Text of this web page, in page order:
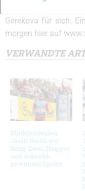
Gerekova für sich.
morgen hier auf
VERWANDTE
Blinkfestivalen:
Janik Riebli auf
Rang Zwei, Heggen
und Aabrekk
gewinnen Sprint